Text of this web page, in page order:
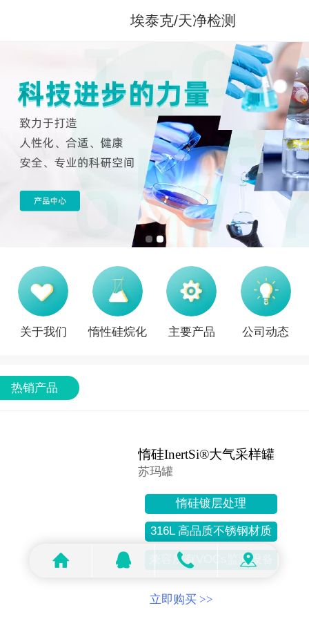
埃泰克/天净检测
关于我们 惰性硅烷化 主要产品 公司动态
热销产品
惰硅InertSi®大气采样罐
苏玛罐
惰硅镀层处理
立即购买 >>
316L 高品质不锈钢材质
兼容所有VOCs监测设备